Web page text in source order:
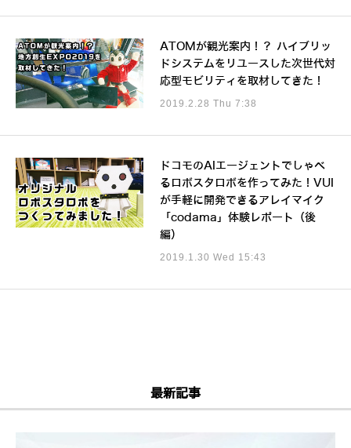
ATOMが観光案内！？ ハイブリッ
ドシステムをリユースした次世代対
応型モビリティを取材してきた！
2019.2.28 Thu 7:38
ドコモのAIエージェントでしゃべ
るロボスタロボを作ってみた！VUI
が手軽に開発できるアレイマイク
「codama」体験レポート（後
編）
2019.1.30 Wed 15:43
最新記事